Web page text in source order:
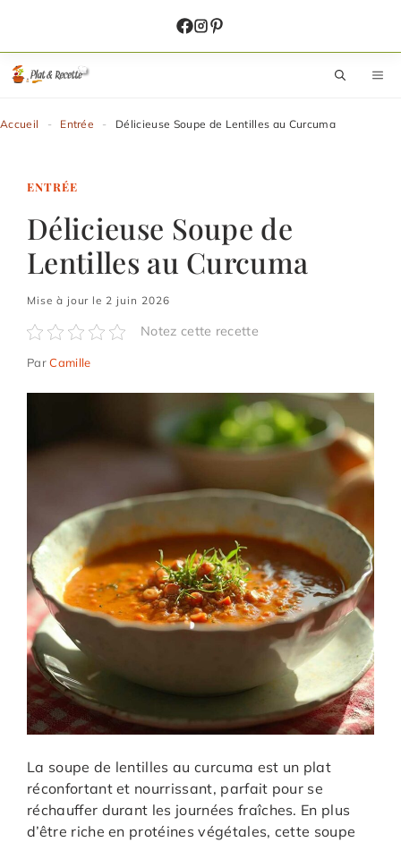
contenu
Accueil - Entrée - Délicieuse Soupe de Lentilles au Curcuma
ENTRÉE
Délicieuse Soupe de
Lentilles au Curcuma
Mise à jour le 2 juin 2026
Notez cette recette
ParCamille
La soupe de lentilles au curcuma est un plat
réconfortant et nourrissant, parfait pour se
réchauffer durant les journées fraîches. En plus
d’être riche en protéines végétales, cette soupe